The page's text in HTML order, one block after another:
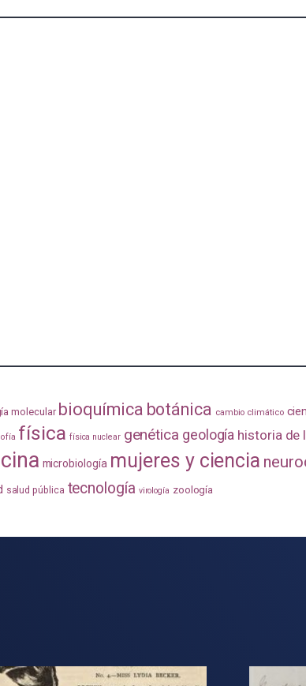
molecular bioquímica botánica cambio climático
física física nuclear genética geología historia de
microbiología mujeres y ciencia
salud pública tecnología virología zoología